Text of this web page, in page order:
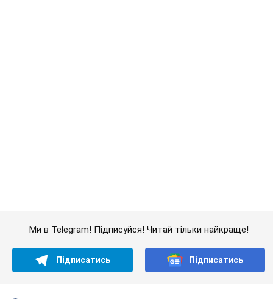
"Джипінг руйнує екосистеми, які формувалися